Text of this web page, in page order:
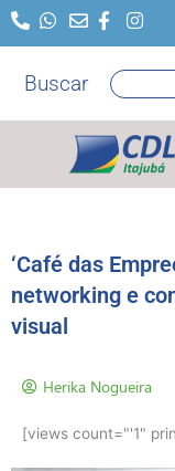
para
conteúdo
Buscar Pesquisar
‘Café das
networking e
visual
Herika Nogueira
[views count="'1"